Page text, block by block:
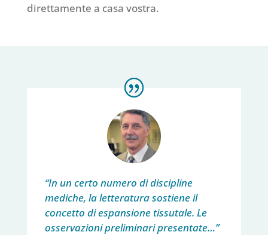
direttamente a casa vostra.
“In un certo numero di discipline
mediche, la letteratura sostiene il
concetto di espansione tissutale. Le
osservazioni preliminari presentate…”